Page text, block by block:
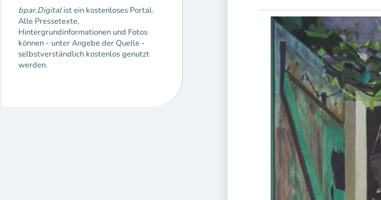
bpar.Digitalist ein kostenloses Portal.
Alle Pressetexte,
Hintergrundinformationen und Fotos
können - unter Angebe der Quelle -
selbstverständlich kostenlos genutzt
werden.